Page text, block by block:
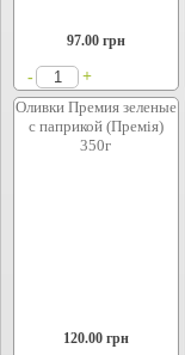
97.00грн
- +
Оливки Премия зеленые
с паприкой (Премія)
350г
120.00грн